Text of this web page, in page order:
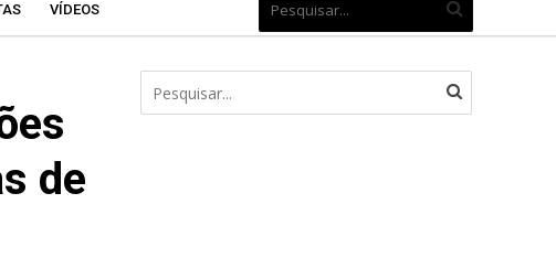
VÍDEOS
de